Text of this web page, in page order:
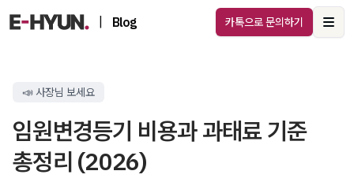
Blog 카톡으로 문의하기
📣 사장님 보세요
임원변경등기 비용과 과태료 기준
총정리 (2026)